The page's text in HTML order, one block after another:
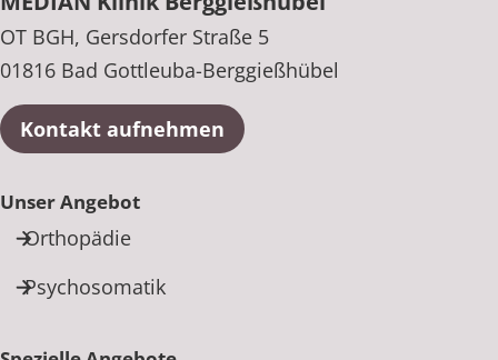
OT BGH, Gersdorfer Straße 5
01816 Bad Gottleuba-Berggießhübel
Kontakt aufnehmen
Unser Angebot
Orthopädie
Psychosomatik